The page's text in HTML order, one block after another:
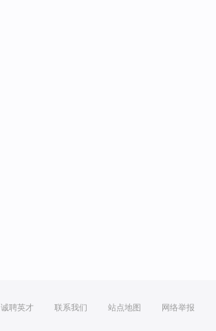
诚聘英才 联系我们 站点地图 网络举报